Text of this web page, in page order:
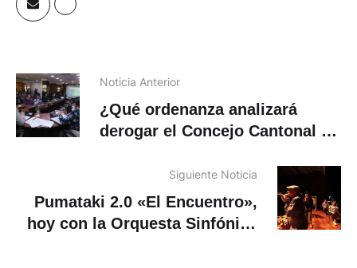
¿Qué ordenanza analizará
Pumataki 2.0 «El Encuentro»,